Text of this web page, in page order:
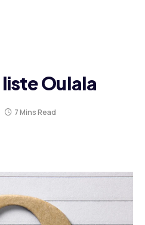
Oulala
7 Mins Read